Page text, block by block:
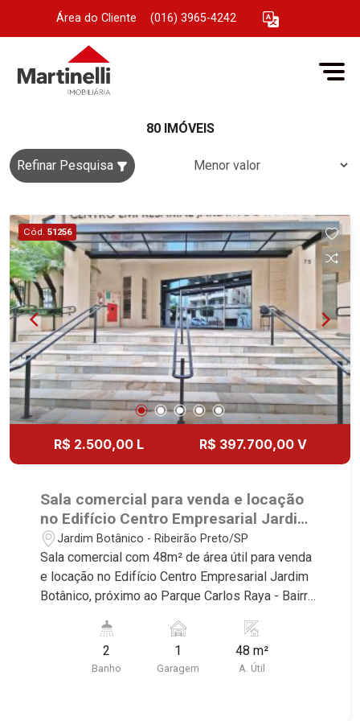
Área do Cliente (016) 3965-4242
80 IMÓVEIS
Refinar Pesquisa
Cód. 51256
R$ 2.500,00 L R$ 397.700,00 V
Sala comercial para venda e locação
no Edifício Centro Empresarial Jardim
Botânico, próximo ao Parque Carlos
Raya - Ribeirão Preto/SP.
Jardim Botânico - Ribeirão Preto/SP
Sala comercial com 48m² de área útil para venda
e locação no Edifício Centro Empresarial Jardim
Botânico, próximo ao Parque Carlos Raya - Bairro
características deste imóvel que a Martinelli
Imobiliária selecionou para você: - 48m² de área
útil - 2 WCs masculino e feminino - Copa - 1 vaga
2
Banho
1
Garagem
48 m²
A. Útil